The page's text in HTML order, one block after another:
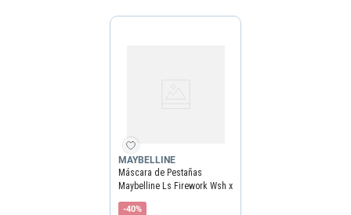
MAYBELLINE
Máscara de Pestañas
Maybelline Ls Firework Wsh x
32 ml
-40%